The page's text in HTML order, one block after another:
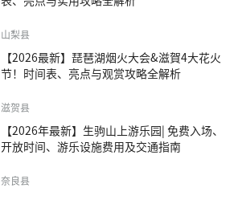
山梨县
【2026最新】琵琶湖烟火大会&滋賀4大花火
节！时间表、亮点与观赏攻略全解析
滋贺县
【2026年最新】生驹山上游乐园| 免费入场、
开放时间、游乐设施费用及交通指南
奈良县